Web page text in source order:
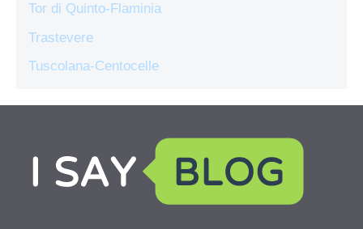
Tor di Quinto-Flaminia
Trastevere
Tuscolana-Centocelle